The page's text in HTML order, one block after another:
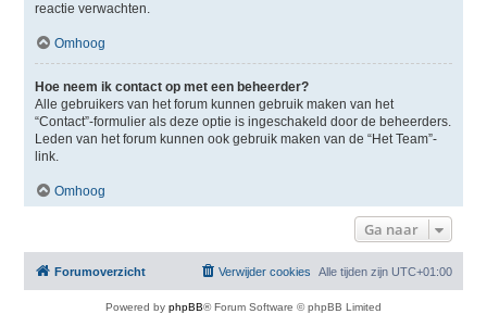
reactie verwachten.
Omhoog
Hoe neem ik contact op met een beheerder?
Alle gebruikers van het forum kunnen gebruik maken van het
“Contact”-formulier als deze optie is ingeschakeld door de beheerders.
Leden van het forum kunnen ook gebruik maken van de “Het Team”-
link.
Omhoog
Ga naar
Forumoverzicht Alle tijden zijn UTC+01:00
Verwijder cookies
Powered by phpBB® Forum Software © phpBB Limited